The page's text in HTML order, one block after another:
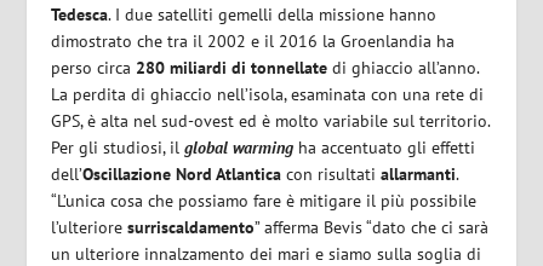
Tedesca. I due satelliti gemelli della missione hanno
dimostrato che tra il 2002 e il 2016 la Groenlandia ha
perso circa 280 miliardi di tonnellate di ghiaccio all’anno.
La perdita di ghiaccio nell’isola, esaminata con una rete di
GPS, è alta nel sud-ovest ed è molto variabile sul territorio.
Per gli studiosi, ilglobal warming ha accentuato gli effetti
dell’Oscillazione Nord Atlantica con risultatiallarmanti.
“L’unica cosa che possiamo fare è mitigare il più possibile
l’ulterioresurriscaldamento” afferma Bevis “dato che ci sarà
un ulteriore innalzamento dei mari e siamo sulla soglia di